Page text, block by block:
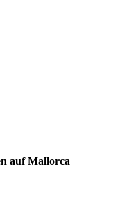
auf Mallorca